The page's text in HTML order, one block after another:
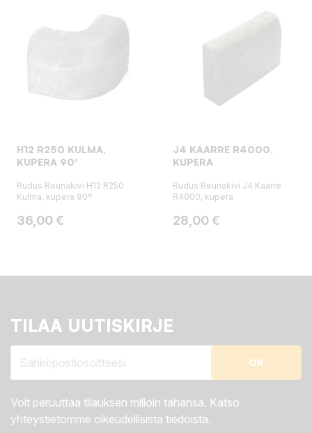
H12 R250 KULMA,
KUPERA 90º
Rudus Reunakivi H12 R250
Kulma, kupera 90º
Hinta
36,00 €
J4 KAARRE R4000,
KUPERA
Rudus Reunakivi J4 Kaarre
R4000, kupera
Hinta
28,00 €
TILAA UUTISKIRJE
Voit peruuttaa tilauksen milloin tahansa. Katso
yhteystietomme oikeudellisista tiedoista.